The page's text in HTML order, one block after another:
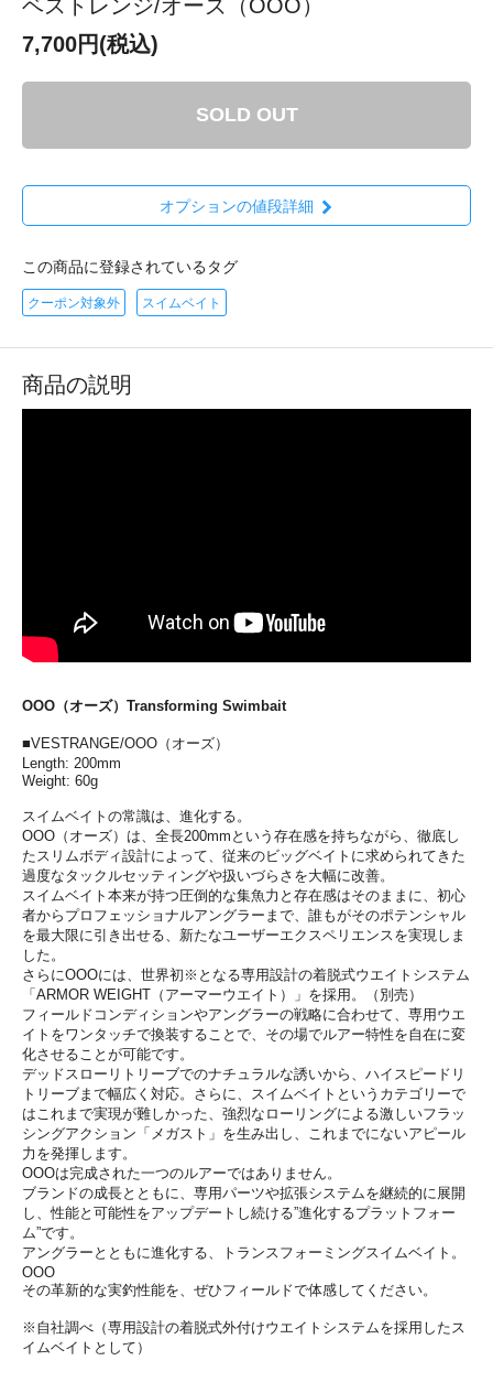
ベストレンジ/オーズ（OOO）
7,700円(税込)
SOLD OUT
オプションの値段詳細
この商品に登録されているタグ
クーポン対象外 スイムベイト
商品の説明
OOO（オーズ）Transforming Swimbait
■VESTRANGE/OOO（オーズ）
Length: 200mm
Weight: 60g
スイムベイトの常識は、進化する。
OOO（オーズ）は、全長200mmという存在感を持ちながら、徹底し
たスリムボディ設計によって、従来のビッグベイトに求められてきた
過度なタックルセッティングや扱いづらさを大幅に改善。
スイムベイト本来が持つ圧倒的な集魚力と存在感はそのままに、初心
者からプロフェッショナルアングラーまで、誰もがそのポテンシャル
を最大限に引き出せる、新たなユーザーエクスペリエンスを実現しま
した。
さらにOOOには、世界初※となる専用設計の着脱式ウエイトシステム
「ARMOR WEIGHT（アーマーウエイト）」を採用。（別売）
フィールドコンディションやアングラーの戦略に合わせて、専用ウエ
イトをワンタッチで換装することで、その場でルアー特性を自在に変
化させることが可能です。
デッドスローリトリーブでのナチュラルな誘いから、ハイスピードリ
トリーブまで幅広く対応。さらに、スイムベイトというカテゴリーで
はこれまで実現が難しかった、強烈なローリングによる激しいフラッ
シングアクション「メガスト」を生み出し、これまでにないアピール
力を発揮します。
OOOは完成された一つのルアーではありません。
ブランドの成長とともに、専用パーツや拡張システムを継続的に展開
し、性能と可能性をアップデートし続ける”進化するプラットフォー
ム”です。
アングラーとともに進化する、トランスフォーミングスイムベイト。
OOO
その革新的な実釣性能を、ぜひフィールドで体感してください。
※自社調べ（専用設計の着脱式外付けウエイトシステムを採用したス
イムベイトとして）